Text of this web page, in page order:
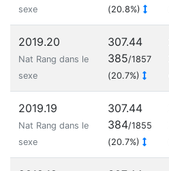
sexe
(20.8%)
2019.20
Nat Rang dans le
sexe
307.44
385/1857
(20.7%)
2019.19
Nat Rang dans le
sexe
307.44
384/1855
(20.7%)